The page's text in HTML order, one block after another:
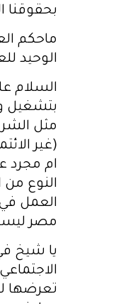
بحقوقنا
ماحكم
الوحيد
بتشغيل
مثل
(غير
ام مجرد
النوع
العمل
مصر
يا شيخ